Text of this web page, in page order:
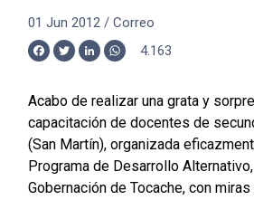
01 Jun 2012/ Correo
Facebook
TwitterLinkedInWhatsApp
4.163
Acabo de realizar una grata y
capacitación de docentes de
(San Martín), organizada
Programa de Desarrollo Alternativo,
Gobernación de Tocache, con